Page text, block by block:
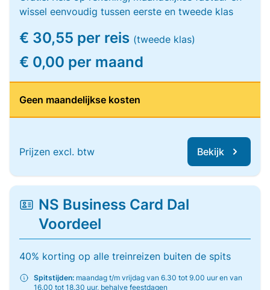
wissel eenvoudig tussen eerste en tweede klas
€ 30,55 per reis (tweede klas)
€ 0,00 per maand
Geen maandelijkse kosten
Prijzen excl. btw Bekijk
NS Business Card Dal
Voordeel
40% korting op alle treinreizen buiten de spits
Spitstijden: maandag t/m vrijdag van 6.30 tot 9.00 uur en van
16.00 tot 18.30 uur, behalve feestdagen